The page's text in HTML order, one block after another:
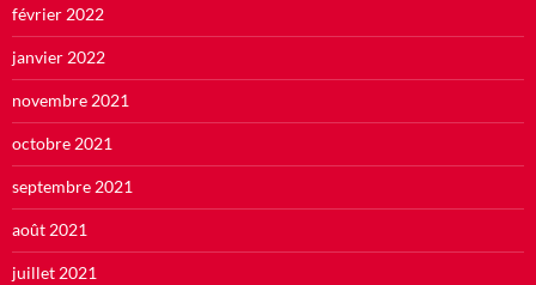
février 2022
janvier 2022
novembre 2021
octobre 2021
septembre 2021
août 2021
juillet 2021